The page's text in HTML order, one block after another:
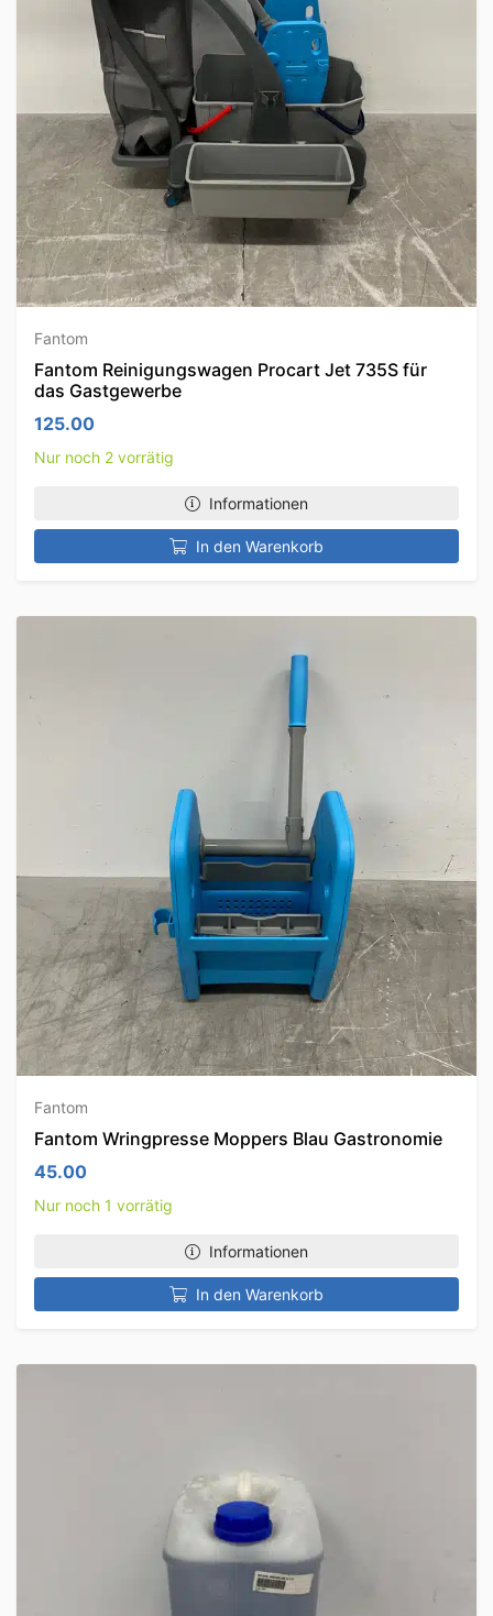
Fantom
Fantom Reinigungswagen Procart Jet 735S für
das Gastgewerbe
125.00
Nur noch 2 vorrätig
Informationen
In den Warenkorb
Fantom
Fantom Wringpresse Moppers Blau Gastronomie
45.00
Nur noch 1 vorrätig
Informationen
In den Warenkorb